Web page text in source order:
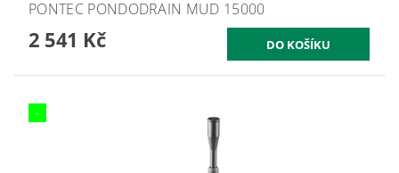
PONTEC PONDODRAIN MUD 15000
2 541 Kč
-